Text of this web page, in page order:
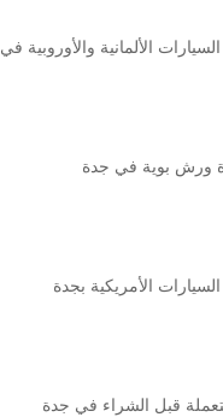
الألمانية والأوروبية في
ورش بوية في جدة
الأمريكية بجدة
قبل الشراء في جدة